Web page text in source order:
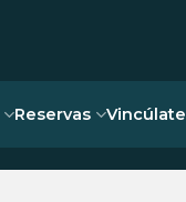
Reservas Vincúlate